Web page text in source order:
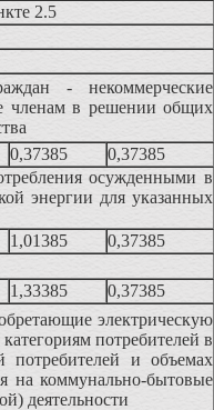
2.5
- некоммерческие
членам в решении общих
0,37385 0,37385
осужденными в
энергии для указанных
1,01385
0,37385
1,33385 0,37385
электрическую
потребителей в
потребителей и объемах
на коммунально-бытовые
деятельности